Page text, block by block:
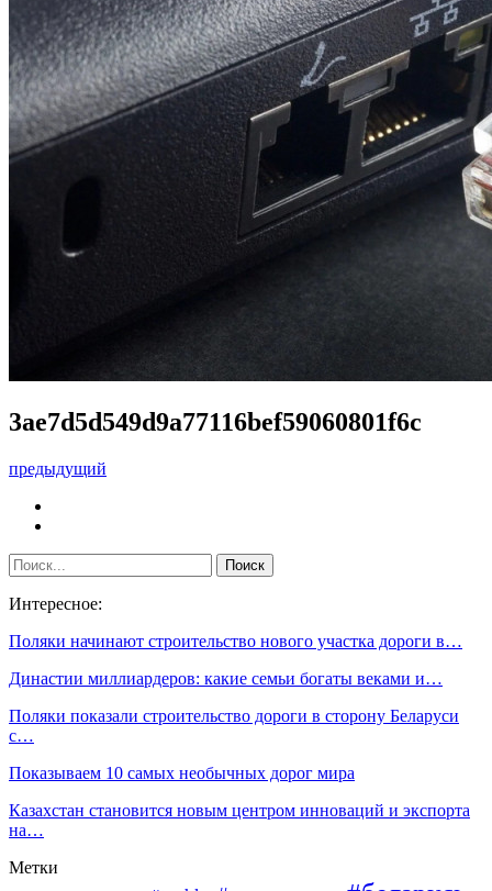
3ae7d5d549d9a77116bef59060801f6c
предыдущий
Интересное:
Поляки начинают строительство нового участка дороги в…
Династии миллиардеров: какие семьи богаты веками и…
Поляки показали строительство дороги в сторону Беларуси
с…
Показываем 10 самых необычных дорог мира
Казахстан становится новым центром инноваций и экспорта
на…
Метки